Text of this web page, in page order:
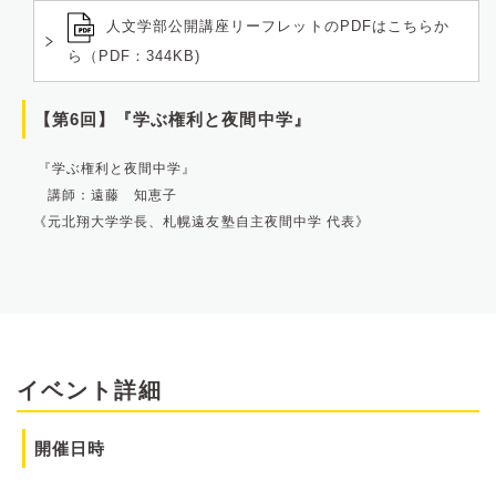
人文学部公開講座リーフレットのPDFはこちらか
ら（PDF：344KB)
【第6回】『学ぶ権利と夜間中学』
『学ぶ権利と夜間中学』
講師：遠藤 知恵子
《元北翔大学学長、札幌遠友塾自主夜間中学 代表》
イベント詳細
開催日時